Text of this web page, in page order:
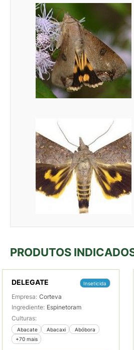
PRODUTOS
DELEGATE Inseticida
Empresa: Corteva
Ingrediente: Espinetoram
Culturas:
Abacate Abacaxi
Abóbora
+70 mais